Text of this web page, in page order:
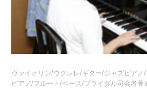
ヴァイオリン/ウクレレ/ギター/ジャズピア
ピアノ/フルート/ベース/ブライダル司会者養